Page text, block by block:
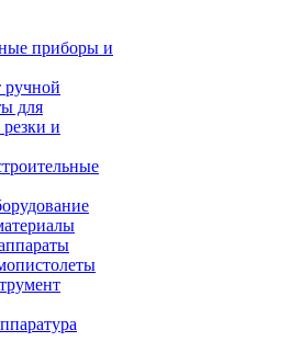
приборы и
ручной
для
и